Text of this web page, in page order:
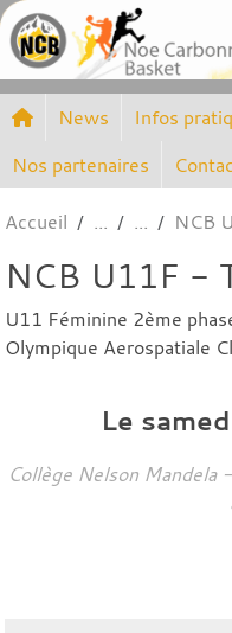
News Infos
Nos partenaires
Accueil NCB
NCB U11F -
U11 Féminine 2ème
Olympique Aerospatiale
Le
Collège Nelson Mandela
Panneau de gestion des